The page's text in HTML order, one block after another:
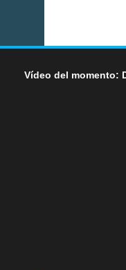
Vídeo del momento: